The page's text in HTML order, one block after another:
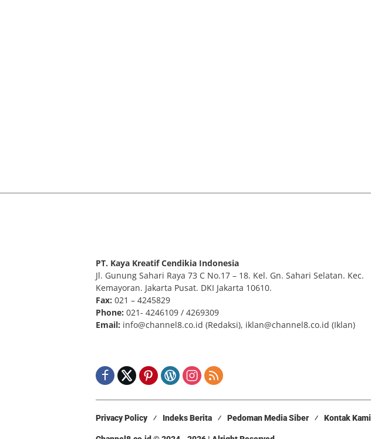
PT. Kaya Kreatif Cendikia Indonesia
Jl. Gunung Sahari Raya 73 C No.17 – 18. Kel. Gn. Sahari Selatan. Kec.
Kemayoran. Jakarta Pusat. DKI Jakarta 10610.
Fax: 021 – 4245829
Phone: 021- 4246109 / 4269309
Email: info@channel8.co.id (Redaksi), iklan@channel8.co.id (Iklan)
Privacy Policy Indeks Berita Pedoman Media Siber Kontak Kami